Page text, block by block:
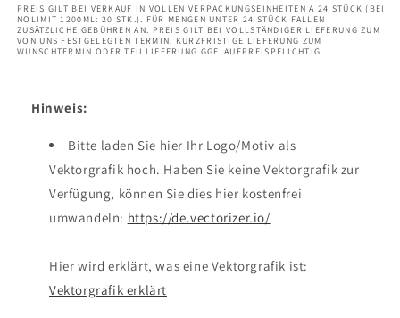
PREIS GILT BEI VERKAUF IN VOLLEN VERPACKUNGSEINHEITEN A 24 STÜCK (BEI
NOLIMIT 1200ML: 20 STK.). FÜR MENGEN UNTER 24 STÜCK FALLEN
ZUSÄTZLICHE GEBÜHREN AN. PREIS GILT BEI VOLLSTÄNDIGER LIEFERUNG ZUM
VON UNS FESTGELEGTEN TERMIN. KURZFRISTIGE LIEFERUNG ZUM
WUNSCHTERMIN ODER TEILLIEFERUNG GGF. AUFPREISPFLICHTIG.
Hinweis:
Bitte laden Sie hier Ihr Logo/Motiv als
Vektorgrafik hoch. Haben Sie keine Vektorgrafik zur
Verfügung, können Sie dies hier kostenfrei
umwandeln: https://de.vectorizer.io/
Hier wird erklärt, was eine Vektorgrafik ist:
Vektorgrafik erklärt